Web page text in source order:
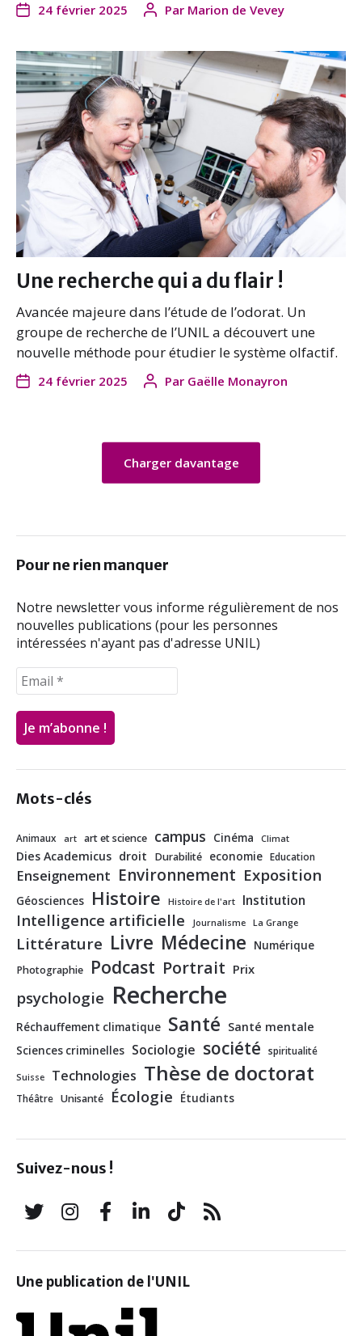
24 février 2025 Par Marion de Vevey
Une recherche qui a du flair !
Avancée majeure dans l’étude de l’odorat. Un
groupe de recherche de l’UNIL a découvert une
nouvelle méthode pour étudier le système olfactif.
24 février 2025 Par Gaëlle Monayron
Charger davantage
Pour ne rien manquer
Notre newsletter vous informe régulièrement de nos
nouvelles publications (pour les personnes
intéressées n'ayant pas d'adresse UNIL)
Mots-clés
Animaux art art et science campus Cinéma Climat
Dies Academicus droit Durabilité economie Education
Enseignement Environnement Exposition
Géosciences Histoire Histoire de l'art Institution
Intelligence artificielle Journalisme La Grange
Littérature Livre Médecine Numérique
Photographie Podcast Portrait Prix
psychologie Recherche
Réchauffement climatique Santé Santé mentale
Sciences criminelles Sociologie société spiritualité
Suisse Technologies Thèse de doctorat
Théâtre Unisanté Écologie Étudiants
Suivez-nous !
Une publication de l'UNIL